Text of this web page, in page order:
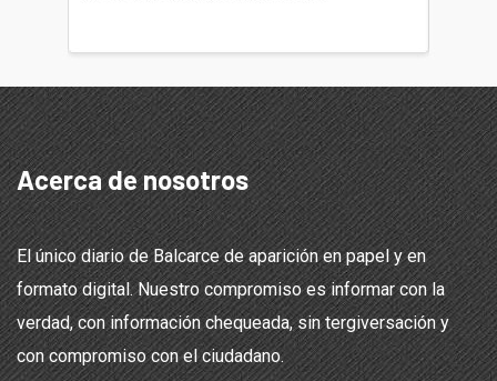
Acerca de nosotros
El único diario de Balcarce de aparición en papel y en
formato digital. Nuestro compromiso es informar con la
verdad, con información chequeada, sin tergiversación y
con compromiso con el ciudadano.